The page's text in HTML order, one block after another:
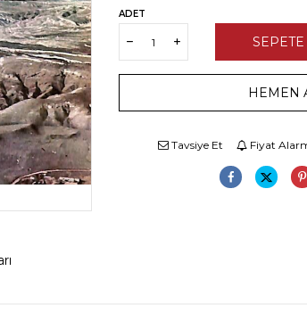
ADET
HEMEN
Tavsiye Et Fiyat